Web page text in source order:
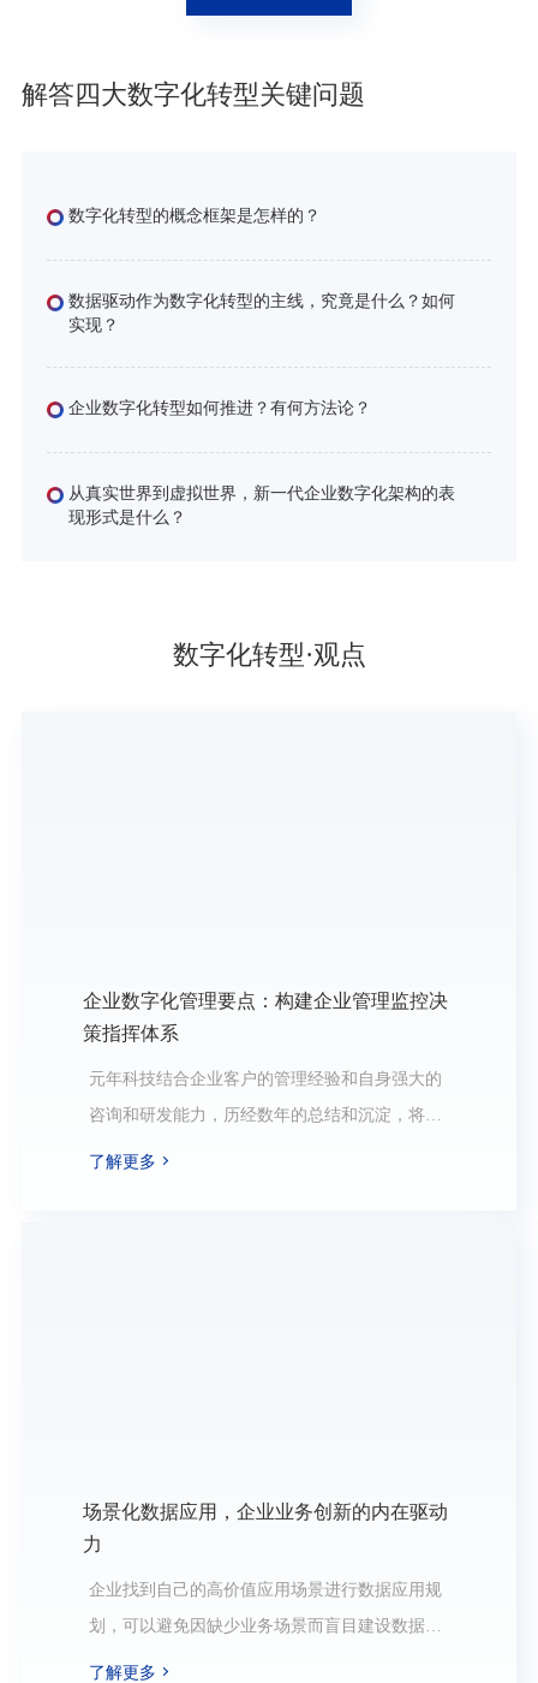
解答四大数字化转型关键问题
数字化转型的概念框架是怎样的？
数据驱动作为数字化转型的主线，究竟是什么？如何
实现？
企业数字化转型如何推进？有何方法论？
从真实世界到虚拟世界，新一代企业数字化架构的表
现形式是什么？
数字化转型·观点
企业数字化管理要点：构建企业管理监控决
策指挥体系
元年科技结合企业客户的管理经验和自身强大的
咨询和研发能力，历经数年的总结和沉淀，将企
业数字化管理理念融合到企业数字化管理的场景
了解更多
场景化数据应用，企业业务创新的内在驱动
力
企业找到自己的高价值应用场景进行数据应用规
划，可以避免因缺少业务场景而盲目建设数据中
台带来的风险。数据应用规划可以提前明确数据
了解更多